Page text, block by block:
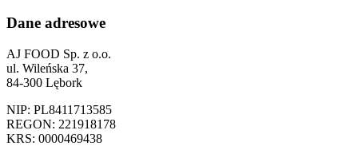
Dane adresowe
AJ FOOD Sp. z o.o.
ul. Wileńska 37,
84-300 Lębork
NIP: PL8411713585
REGON: 221918178
KRS: 0000469438